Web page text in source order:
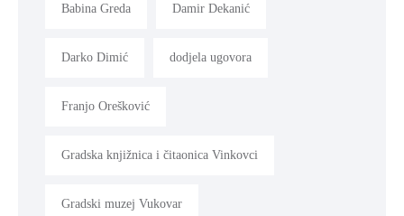
Babina Greda Damir Dekanić
Darko Dimić dodjela ugovora
Franjo Orešković
Gradska knjižnica i čitaonica Vinkovci
Gradski muzej Vukovar